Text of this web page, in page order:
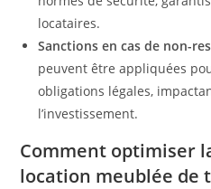
locataires.
Sanctions en cas de non-
peuvent être appliquées
obligations légales,
l’investissement.
Comment optimiser
location meublée de